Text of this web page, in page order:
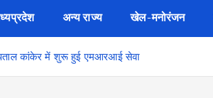
अन्य राज्य खेल-मनोरंजन
अस्पताल कांकेर में शुरू हुई एमआरआई सेवा